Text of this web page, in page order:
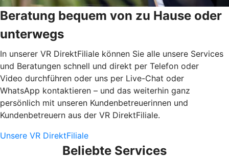
Beratung bequem von zu Hause oder
unterwegs
In unserer VR DirektFiliale können Sie alle unsere Services
und Beratungen schnell und direkt per Telefon oder
Video durchführen oder uns per Live-Chat oder
WhatsApp kontaktieren – und das weiterhin ganz
persönlich mit unseren Kundenbetreuerinnen und
Kundenbetreuern aus der VR DirektFiliale.
Unsere VR DirektFiliale
Beliebte Services